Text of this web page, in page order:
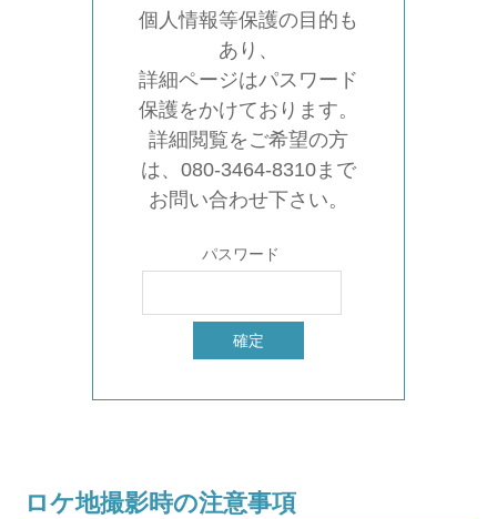
個人情報等保護の目的も
あり、
詳細ページはパスワード
保護をかけております。
詳細閲覧をご希望の方
は、080-3464-8310まで
お問い合わせ下さい。
パスワード
ロケ地撮影時の注意事項